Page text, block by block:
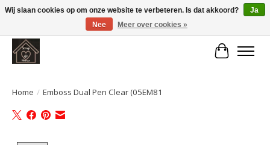
Large selection of products and fast shipping!
Home / Emboss Dual Pen Clear (05EM81
Wij slaan cookies op om onze website te verbeteren. Is dat akkoord?
Ja
Nee
Meer over cookies »